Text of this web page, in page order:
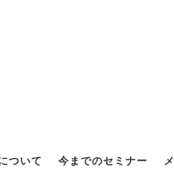
ついて 今までのセミナー